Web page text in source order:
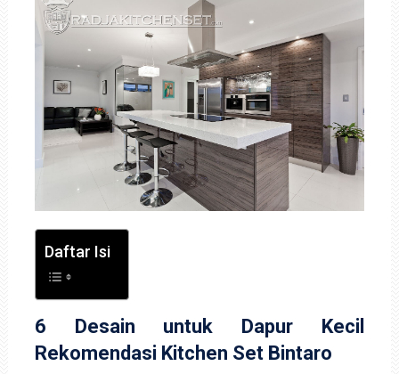
Daftar Isi
6 Desain untuk Dapur Kecil
Rekomendasi Kitchen Set Bintaro